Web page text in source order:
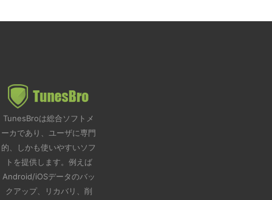
TunesBroは総合ソフトメ
ーカであり、ユーザに専門
的、しかも使いやすいソフ
トを提供します。例えば
Android/iOSデータのバッ
クアップ、リカバリ、削